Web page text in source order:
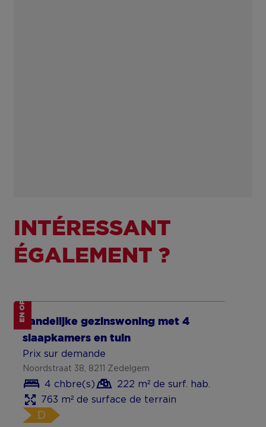
INTÉRESSANT
ÉGALEMENT ?
EN OPTIONLandelijke gezinswoning met 4
slaapkamers en tuin
Prix sur demande
Noordstraat 38, 8211 Zedelgem
4 chbre(s)
222 m² de surf. hab.
763 m² de surface de terrain
D